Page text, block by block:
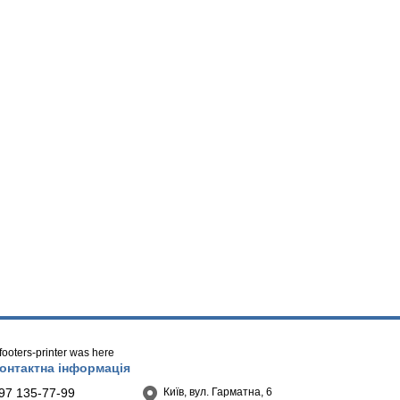
printer was here
інформація
135-77-99
Київ, вул. Гарматна, 6